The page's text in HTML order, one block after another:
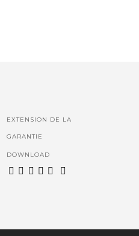
EXTENSION DE LA
GARANTIE
DOWNLOAD